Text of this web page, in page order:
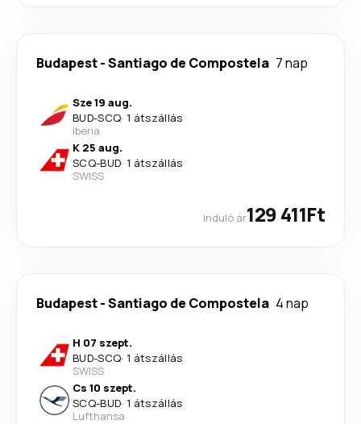
Budapest-Santiago de Compostela 7 nap
Sze 19 aug.
BUD-SCQ· 1 átszállás
Iberia
K 25 aug.
SCQ-BUD· 1 átszállás
SWISS
induló ár129 411Ft
Budapest-Santiago de Compostela 4 nap
H 07 szept.
BUD-SCQ· 1 átszállás
SWISS
Cs 10 szept.
SCQ-BUD· 1 átszállás
Lufthansa